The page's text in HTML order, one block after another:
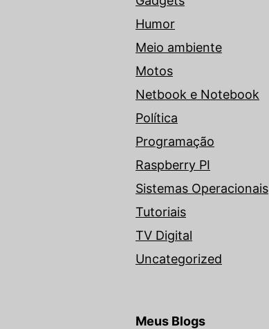
Humor
Meio ambiente
Motos
Netbook e Notebook
Política
Programação
Raspberry PI
Sistemas Operacionais
Tutoriais
TV Digital
Uncategorized
Meus Blogs